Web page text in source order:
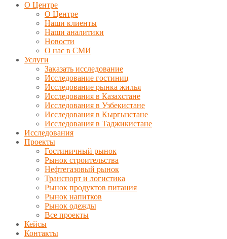
О Центре
О Центре
Наши клиенты
Наши аналитики
Новости
О нас в СМИ
Услуги
Заказать исследование
Исследование гостиниц
Исследование рынка жилья
Исследования в Казахстане
Исследования в Узбекистане
Исследования в Кыргызстане
Исследования в Таджикистане
Исследования
Проекты
Гостиничный рынок
Рынок строительства
Нефтегазовый рынок
Транспорт и логистика
Рынок продуктов питания
Рынок напитков
Рынок одежды
Все проекты
Кейсы
Контакты